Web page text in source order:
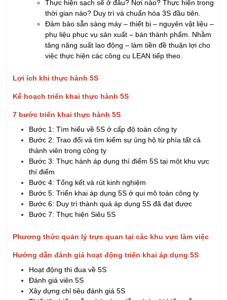
phụ liệu phục vụ sản xuất – bán thành phẩm. Nhằm
tăng năng suất lao động – làm tiền đề thuận lợi cho
việc thực hiện các công cụ LEAN tiếp theo.
Lợi ích khi thực hành 5S
7 bước triển khai thực hành 5S
Bước 1: Tìm hiểu về 5S ở cấp độ toàn công ty
Bước 2: Trao đổi và tìm kiếm sự ủng hộ từ phía tất cả
thành viên trong công ty
Bước 3: Thực hành áp dụng thí điểm 5S tại một khu vực
thí điểm
Bước 4: Tổng kết và rút kinh nghiệm
Bước 5: Triển khai áp dụng 5S ở qui mô toàn công ty
Bước 6: Duy trì thành quả áp dụng 5S đã đạt được
Bước 7: Thực hiện Siêu 5S
Phương thức quản lý trực quan tại các khu vực làm việc
Hoạt động thi đua về 5S
Đánh giá viên 5S
Xây dựng chỉ tiêu đánh giá 5S
Thiết lập biểu mẫu và hướng dẫn cách ghi biểu mẫu
Đánh giá 5S